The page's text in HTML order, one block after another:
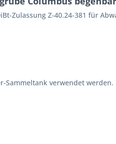
Zulassung Z-40.24-381 für
Sammeltank verwendet werden.